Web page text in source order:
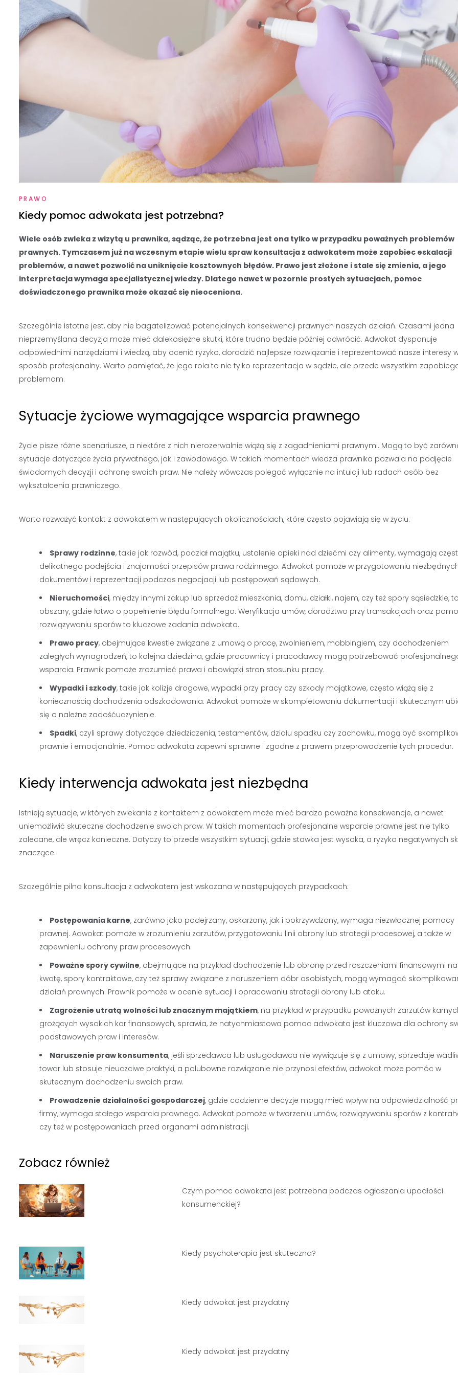
PRAWO
Kiedy pomoc adwokata jest potrzebna?
Wiele osób zwleka z wizytą u prawnika, sądząc, że potrzebna jest ona tylko w przypadku poważnych problemów
prawnych. Tymczasem już na wczesnym etapie wielu spraw konsultacja z adwokatem może zapobiec eskalacji
problemów, a nawet pozwolić na uniknięcie kosztownych błędów. Prawo jest złożone i stale się zmienia, a jego
interpretacja wymaga specjalistycznej wiedzy. Dlatego nawet w pozornie prostych sytuacjach, pomoc
doświadczonego prawnika może okazać się nieoceniona.
Szczególnie istotne jest, aby nie bagatelizować potencjalnych konsekwencji prawnych naszych działań. Czasami jedna
nieprzemyślana decyzja może mieć dalekosiężne skutki, które trudno będzie później odwrócić. Adwokat dysponuje
odpowiednimi narzędziami i wiedzą, aby ocenić ryzyko, doradzić najlepsze rozwiązanie i reprezentować nasze interesy
sposób profesjonalny. Warto pamiętać, że jego rola to nie tylko reprezentacja w sądzie, ale przede wszystkim
problemom.
Sytuacje życiowe wymagające wsparcia prawnego
Życie pisze różne scenariusze, a niektóre z nich nierozerwalnie wiążą się z zagadnieniami prawnymi. Mogą to być
sytuacje dotyczące życia prywatnego, jak i zawodowego. W takich momentach wiedza prawnika pozwala na podjęcie
świadomych decyzji i ochronę swoich praw. Nie należy wówczas polegać wyłącznie na intuicji lub radach osób bez
wykształcenia prawniczego.
Warto rozważyć kontakt z adwokatem w następujących okolicznościach, które często pojawiają się w życiu:
Sprawy rodzinne, takie jak rozwód, podział majątku, ustalenie opieki nad dziećmi czy alimenty, wymagają
delikatnego podejścia i znajomości przepisów prawa rodzinnego. Adwokat pomoże w przygotowaniu
dokumentów i reprezentacji podczas negocjacji lub postępowań sądowych.
Nieruchomości, między innymi zakup lub sprzedaż mieszkania, domu, działki, najem, czy też spory sąsiedzkie, to
obszary, gdzie łatwo o popełnienie błędu formalnego. Weryfikacja umów, doradztwo przy transakcjach oraz
rozwiązywaniu sporów to kluczowe zadania adwokata.
Prawo pracy, obejmujące kwestie związane z umową o pracę, zwolnieniem, mobbingiem, czy dochodzeniem
zaległych wynagrodzeń, to kolejna dziedzina, gdzie pracownicy i pracodawcy mogą potrzebować
wsparcia. Prawnik pomoże zrozumieć prawa i obowiązki stron stosunku pracy.
Wypadki i szkody, takie jak kolizje drogowe, wypadki przy pracy czy szkody majątkowe, często wiążą się z
koniecznością dochodzenia odszkodowania. Adwokat pomoże w skompletowaniu dokumentacji i skutecznym
się o należne zadośćuczynienie.
Spadki, czyli sprawy dotyczące dziedziczenia, testamentów, działu spadku czy zachowku, mogą być
prawnie i emocjonalnie. Pomoc adwokata zapewni sprawne i zgodne z prawem przeprowadzenie tych procedur.
Kiedy interwencja adwokata jest niezbędna
Istnieją sytuacje, w których zwlekanie z kontaktem z adwokatem może mieć bardzo poważne konsekwencje, a nawet
uniemożliwić skuteczne dochodzenie swoich praw. W takich momentach profesjonalne wsparcie prawne jest nie tylko
zalecane, ale wręcz konieczne. Dotyczy to przede wszystkim sytuacji, gdzie stawka jest wysoka, a ryzyko negatywnych
znaczące.
Szczególnie pilna konsultacja z adwokatem jest wskazana w następujących przypadkach:
Postępowania karne, zarówno jako podejrzany, oskarżony, jak i pokrzywdzony, wymaga niezwłocznej pomocy
prawnej. Adwokat pomoże w zrozumieniu zarzutów, przygotowaniu linii obrony lub strategii procesowej, a także w
zapewnieniu ochrony praw procesowych.
Poważne spory cywilne, obejmujące na przykład dochodzenie lub obronę przed roszczeniami finansowymi
kwotę, spory kontraktowe, czy też sprawy związane z naruszeniem dóbr osobistych, mogą wymagać
działań prawnych. Prawnik pomoże w ocenie sytuacji i opracowaniu strategii obrony lub ataku.
Zagrożenie utratą wolności lub znacznym majątkiem, na przykład w przypadku poważnych zarzutów
grożących wysokich kar finansowych, sprawia, że natychmiastowa pomoc adwokata jest kluczowa dla ochrony
podstawowych praw i interesów.
Naruszenie praw konsumenta, jeśli sprzedawca lub usługodawca nie wywiązuje się z umowy, sprzedaje
towar lub stosuje nieuczciwe praktyki, a polubowne rozwiązanie nie przynosi efektów, adwokat może pomóc w
skutecznym dochodzeniu swoich praw.
Prowadzenie działalności gospodarczej, gdzie codzienne decyzje mogą mieć wpływ na odpowiedzialność
firmy, wymaga stałego wsparcia prawnego. Adwokat pomoże w tworzeniu umów, rozwiązywaniu sporów z
czy też w postępowaniach przed organami administracji.
Zobacz również
Czym pomoc adwokata jest potrzebna podczas ogłaszania upadłości
konsumenckiej?
Kiedy psychoterapia jest skuteczna?
Kiedy adwokat jest przydatny
Kiedy adwokat jest przydatny